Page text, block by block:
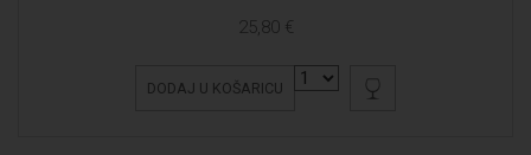
25,80 €
DODAJ U KOŠARICU